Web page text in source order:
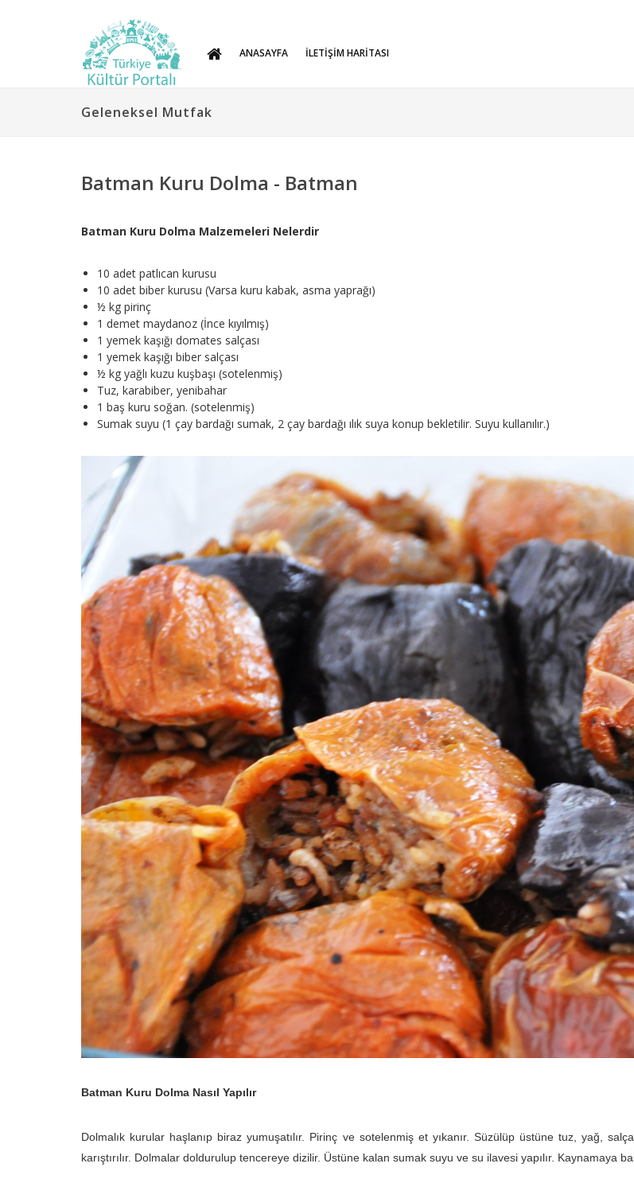
ANASAYFA İLETİŞİM HARİTASI
Geleneksel Mutfak
Batman Kuru Dolma - Batman
Batman Kuru Dolma Malzemeleri Nelerdir
10 adet patlıcan kurusu
10 adet biber kurusu (Varsa kuru kabak, asma yaprağı)
½ kg pirinç
1 demet maydanoz (İnce kıyılmış)
1 yemek kaşığı domates salçası
1 yemek kaşığı biber salçası
½ kg yağlı kuzu kuşbaşı (sotelenmiş)
Tuz, karabiber, yenibahar
1 baş kuru soğan. (sotelenmiş)
Sumak suyu (1 çay bardağı sumak, 2 çay bardağı ılık suya konup bekletilir. Suyu kullanılır.)
Batman Kuru Dolma Nasıl Yapılır
Dolmalık kurular haşlanıp biraz yumuşatılır. Pirinç ve sotelenmiş et yıkanır. Süzülüp üstüne tuz, yağ,
karıştırılır. Dolmalar doldurulup tencereye dizilir. Üstüne kalan sumak suyu ve su ilavesi yapılır. Kaynamaya